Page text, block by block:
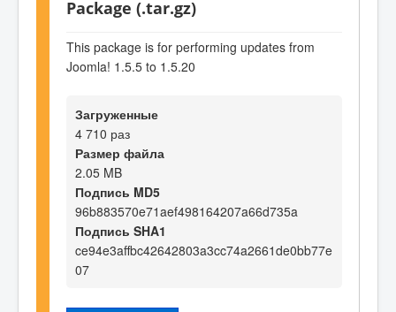
Package (.tar.gz)
This package is for performing updates from
Joomla! 1.5.5 to 1.5.20
Загруженные
4 710 раз
Размер файла
2.05 MB
Подпись MD5
96b883570e71aef498164207a66d735a
Подпись SHA1
ce94e3affbc42642803a3cc74a2661de0bb77e
07